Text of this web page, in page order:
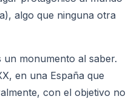
algo que ninguna otra
un monumento al saber.
en una España que
con el objetivo no